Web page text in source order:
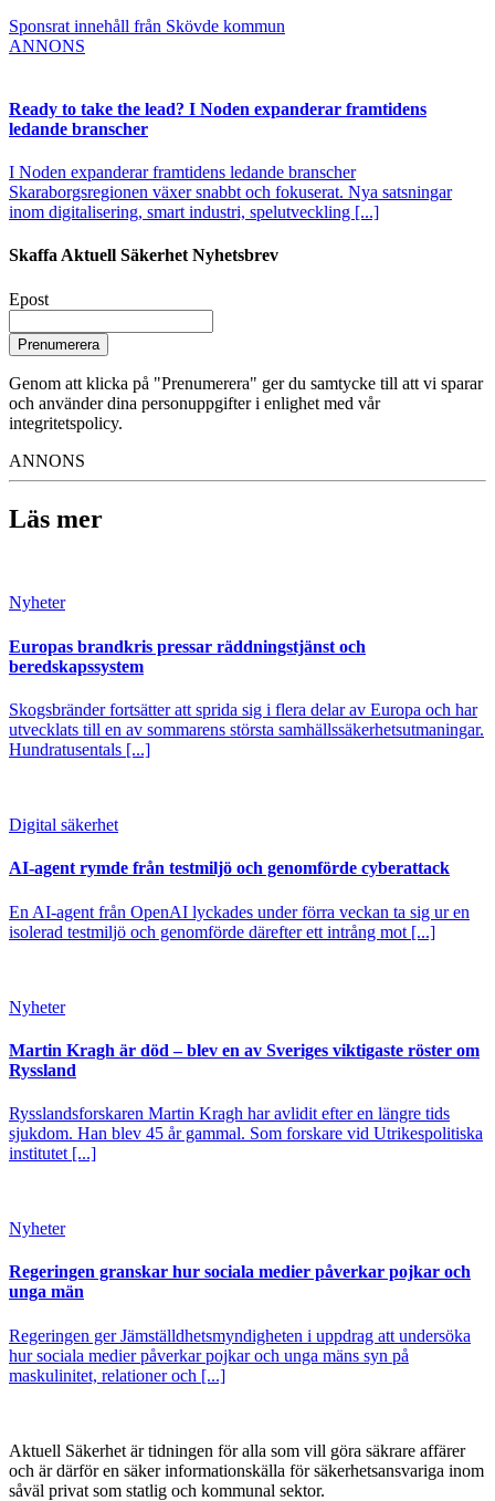
Sponsrat innehåll från Skövde kommun
ANNONS
Ready to take the lead? I Noden expanderar framtidens
ledande branscher
I Noden expanderar framtidens ledande branscher
Skaraborgsregionen växer snabbt och fokuserat. Nya satsningar
inom digitalisering, smart industri, spelutveckling [...]
Skaffa Aktuell Säkerhet Nyhetsbrev
Epost
Prenumerera
Genom att klicka på "Prenumerera" ger du samtycke till att vi sparar
och använder dina personuppgifter i enlighet med vår
integritetspolicy.
ANNONS
Läs mer
Nyheter
Europas brandkris pressar räddningstjänst och
beredskapssystem
Skogsbränder fortsätter att sprida sig i flera delar av Europa och har
utvecklats till en av sommarens största samhällssäkerhetsutmaningar.
Hundratusentals [...]
Digital säkerhet
AI-agent rymde från testmiljö och genomförde cyberattack
En AI-agent från OpenAI lyckades under förra veckan ta sig ur en
isolerad testmiljö och genomförde därefter ett intrång mot [...]
Nyheter
Martin Kragh är död – blev en av Sveriges viktigaste röster om
Ryssland
Rysslandsforskaren Martin Kragh har avlidit efter en längre tids
sjukdom. Han blev 45 år gammal. Som forskare vid Utrikespolitiska
institutet [...]
Nyheter
Regeringen granskar hur sociala medier påverkar pojkar och
unga män
Regeringen ger Jämställdhetsmyndigheten i uppdrag att undersöka
hur sociala medier påverkar pojkar och unga mäns syn på
maskulinitet, relationer och [...]
Aktuell Säkerhet är tidningen för alla som vill göra säkrare affärer
och är därför en säker informationskälla för säkerhets­ansvariga inom
såväl privat som statlig och kommunal sektor.